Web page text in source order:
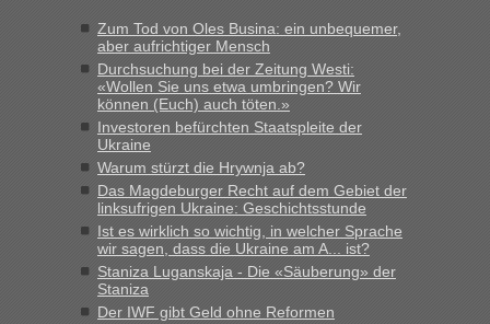
Minuten wurde dann die nächste Welle...“
Berichte und Reisetipps • Re: An welchem
Grenzübergang zwischen Polen und der Ukraine geht es am
schnellsten?
„Derzeit, ist es überall sehr voll an den Grenzen Ukraine/
Polen. Zb. Krakovets 100 PKW ca. 10 h Wartezeit. Wollen
Montag rüber, versuchen es sehr früh.“
Zum Tod von Oles Busina: ein unbequemer,
aber aufrichtiger Mensch
Durchsuchung bei der Zeitung Westi:
«Wollen Sie uns etwa umbringen? Wir
können (Euch) auch töten.»
Investoren befürchten Staatspleite der
Ukraine
Warum stürzt die Hrywnja ab?
Das Magdeburger Recht auf dem Gebiet der
linksufrigen Ukraine: Geschichtsstunde
Ist es wirklich so wichtig, in welcher Sprache
wir sagen, dass die Ukraine am A... ist?
Staniza Luganskaja - Die «Säuberung» der
Staniza
Der IWF gibt Geld ohne Reformen